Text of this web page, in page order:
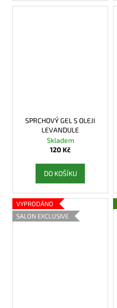
SPRCHOVÝ GEL S OLEJI
LEVANDULE
Skladem
120 Kč
DO KOŠÍKU
VYPRODÁNO
SALON EXCLUSIVE